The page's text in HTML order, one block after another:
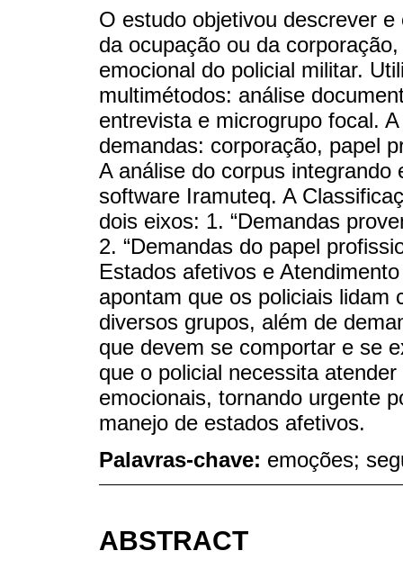
O estudo objetivou descrever
da ocupação ou da
emocional do policial militar.
multimétodos: análise
entrevista e microgrupo focal.
demandas: corporação, papel
A análise do corpus
software Iramuteq. A
dois eixos: 1. “Demandas
2. “Demandas do papel
Estados afetivos e
apontam que os policiais lidam
diversos grupos, além de
que devem se comportar e se
que o policial necessita
emocionais, tornando urgente
manejo de estados afetivos.
Palavras-chave: emoções;
ABSTRACT